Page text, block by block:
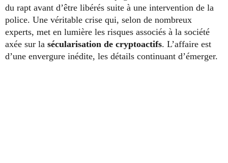
du rapt avant d’être libérés suite à une intervention de la
police. Une véritable crise qui, selon de nombreux
experts, met en lumière les risques associés à la société
axée sur la sécularisation de cryptoactifs. L’affaire est
d’une envergure inédite, les détails continuant d’émerger.